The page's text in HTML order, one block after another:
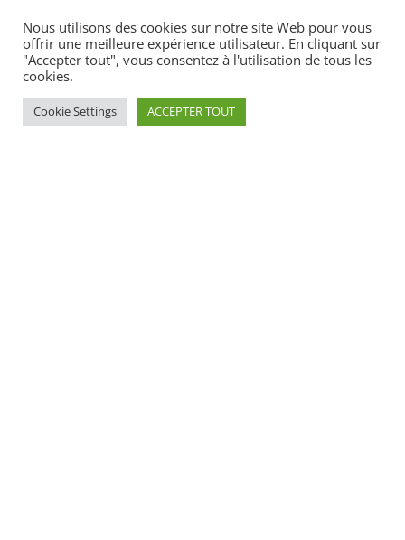
Nous utilisons des cookies sur notre site Web pour vous
offrir une meilleure expérience utilisateur. En cliquant sur
"Accepter tout", vous consentez à l'utilisation de tous les
cookies.
Cookie Settings ACCEPTER TOUT